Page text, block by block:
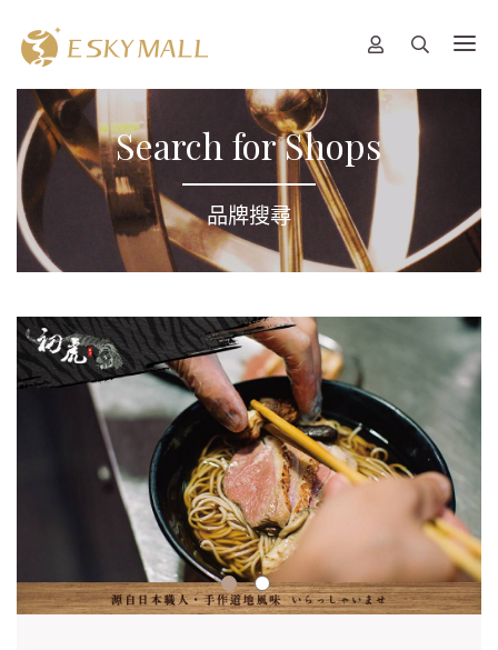
Search for Shops
品牌搜尋